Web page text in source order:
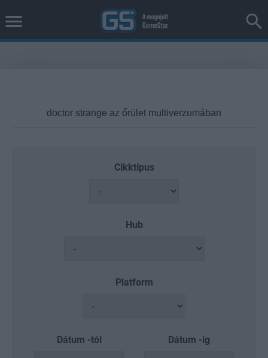
Cikktípus
Hub
Platform
Dátum -tól Dátum -ig